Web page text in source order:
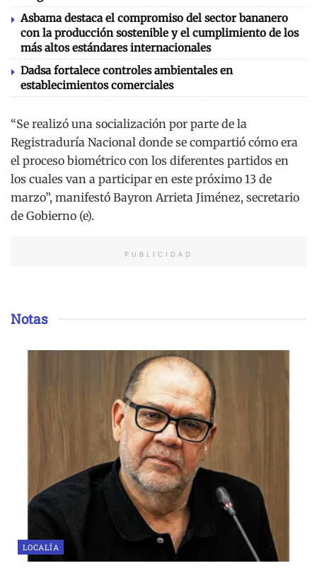
Asbama destaca el compromiso del sector bananero
con la producción sostenible y el cumplimiento de los
más altos estándares internacionales
Dadsa fortalece controles ambientales en
establecimientos comerciales
“Se realizó una socialización por parte de la
Registraduría Nacional donde se compartió cómo era
el proceso biométrico con los diferentes partidos en
los cuales van a participar en este próximo 13 de
marzo”, manifestó Bayron Arrieta Jiménez, secretario
de Gobierno (e).
PUBLICIDAD
Notas
LOCALÍA